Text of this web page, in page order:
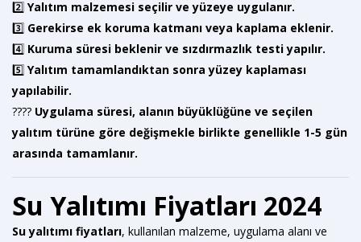
2️⃣ Yalıtım malzemesi seçilir ve yüzeye uygulanır.
3️⃣ Gerekirse ek koruma katmanı veya kaplama eklenir.
4️⃣ Kuruma süresi beklenir ve sızdırmazlık testi yapılır.
5️⃣ Yalıtım tamamlandıktan sonra yüzey kaplaması
yapılabilir.
???? Uygulama süresi, alanın büyüklüğüne ve seçilen
yalıtım türüne göre değişmekle birlikte genellikle 1-5 gün
arasında tamamlanır.
Su Yalıtımı Fiyatları 2024
Su yalıtımı fiyatları, kullanılan malzeme, uygulama alanı ve